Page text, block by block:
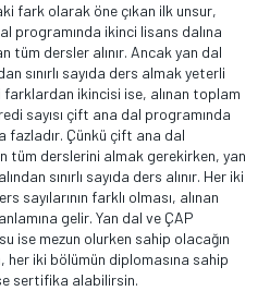
fark olarak öne çıkan ilk unsur,
programında ikinci lisans dalına
tüm dersler alınır. Ancak yan dal
sınırlı sayıda ders almak yeterli
farklardan ikincisi ise, alınan toplam
sayısı çift ana dal programında
fazladır. Çünkü çift ana dal
tüm derslerini almak gerekirken, yan
sınırlı sayıda ders alınır. Her iki
sayılarının farklı olması, alınan
gelir. Yan dal ve ÇAP
ise mezun olurken sahip olacağın
iki bölümün diplomasına sahip
sertifika alabilirsin.